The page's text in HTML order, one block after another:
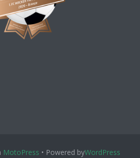
MotoPress • Powered byWordPress